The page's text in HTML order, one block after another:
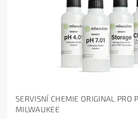
SERVISNÍ CHEMIE ORIGINAL PRO
MILWAUKEE